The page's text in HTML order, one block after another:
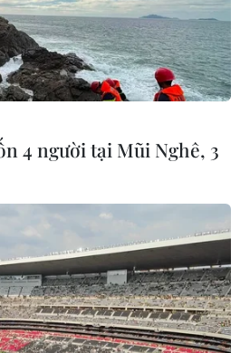
TTXVN phát)
đội nhà trong trận đấu gặp Tuyển
4 người tại Mũi Nghê, 3